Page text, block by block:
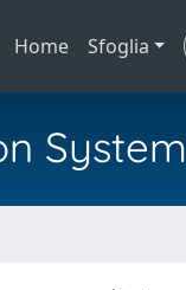
Home Sfoglia
System